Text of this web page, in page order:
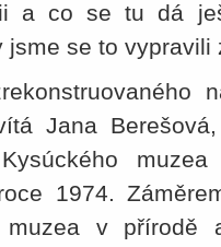
a co se tu dá
jsme se to vypravili
Jana
1974.
muzea v přírodě